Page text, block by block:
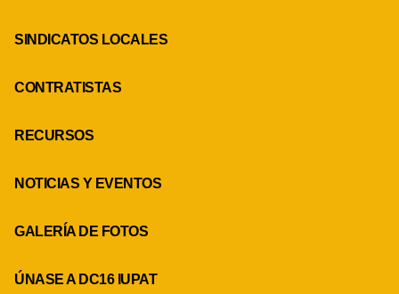
SINDICATOS LOCALES
CONTRATISTAS
RECURSOS
NOTICIAS Y EVENTOS
GALERÍA DE FOTOS
ÚNASE A DC16 IUPAT